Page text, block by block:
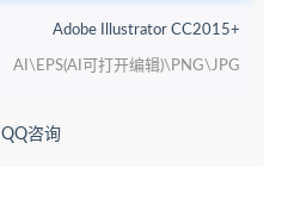
Adobe Illustrator CC2015+
AI\EPS(AI可打开编辑)\PNG\JPG
QQ咨询